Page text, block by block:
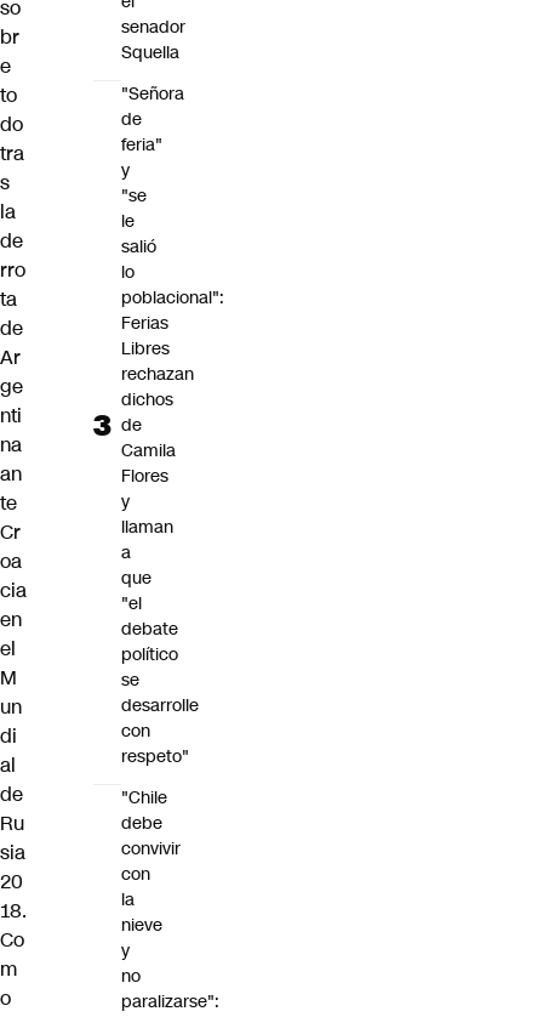
so
br
e
to
do
tra
s
la
de
rro
ta
de
Ar
ge
nti
na
an
te
Cr
oa
cia
en
el
M
un
di
al
de
Ru
sia
20
18.
Co
m
o
senador
Squella
"Señora
de
feria"
y
"se
le
salió
lo
poblacional":
Ferias
Libres
rechazan
dichos
de
Camila
Flores
y
llaman
a
que
"el
debate
político
se
desarrolle
con
respeto"
"Chile
debe
convivir
con
la
nieve
y
no
paralizarse":